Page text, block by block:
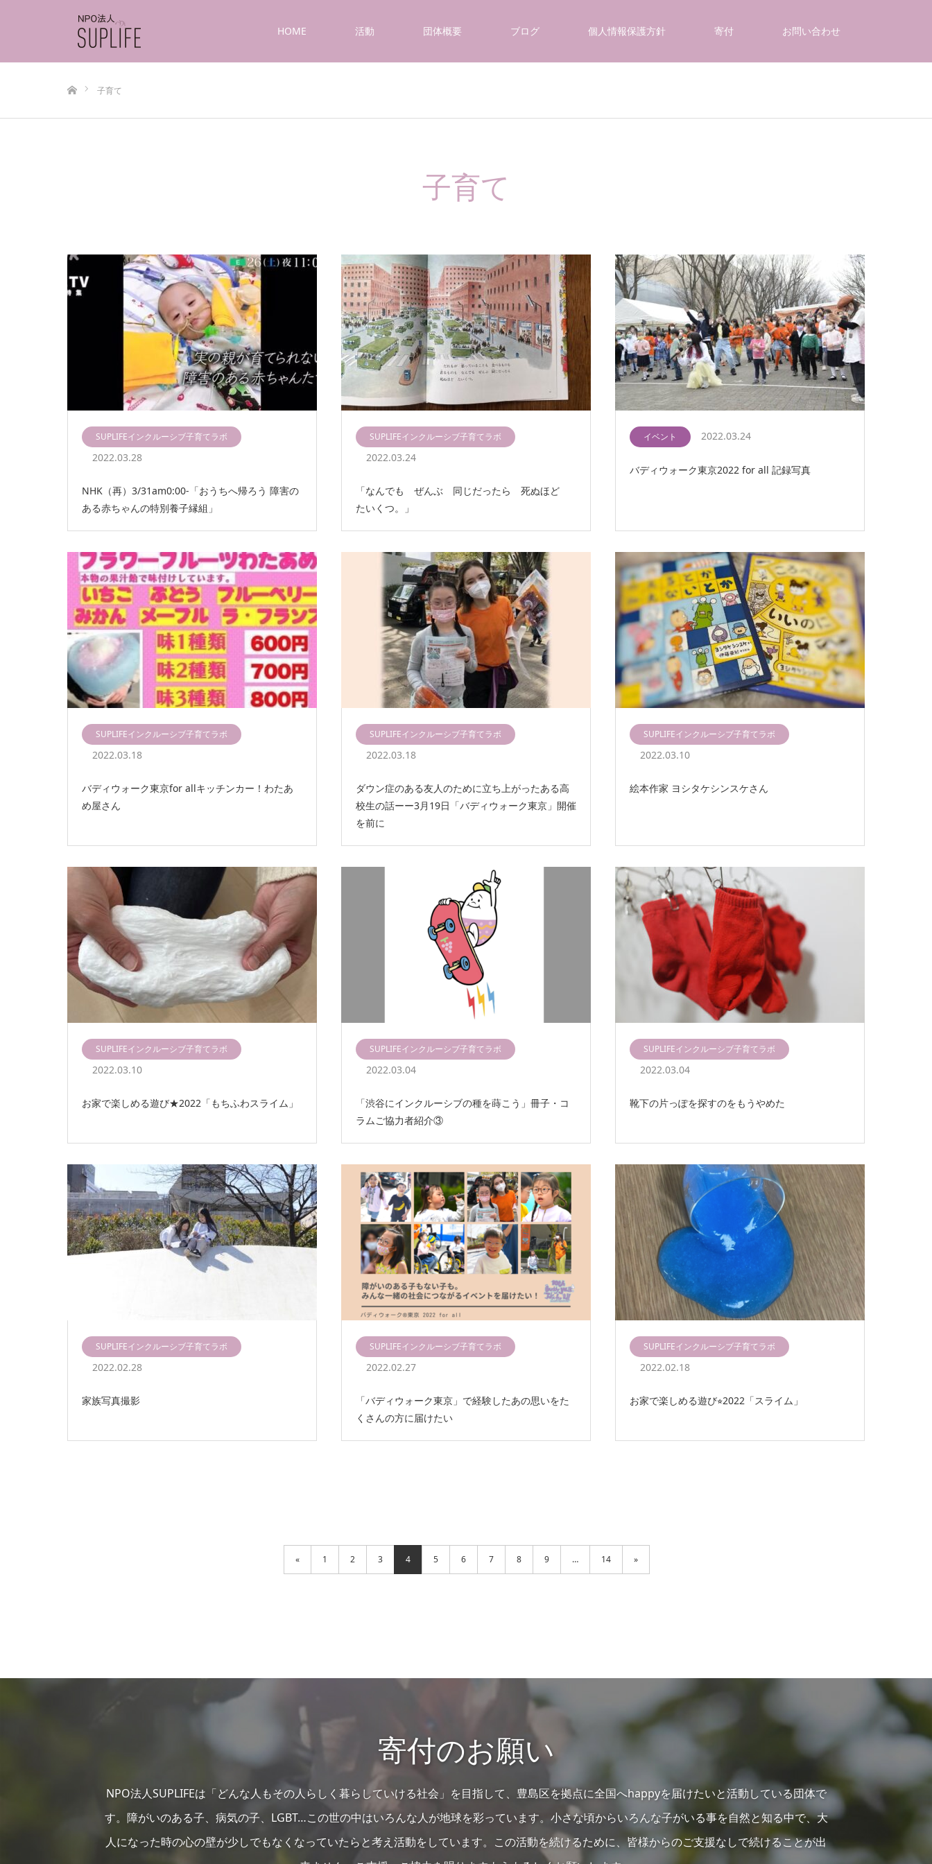
HOME 活動 団体概要 ブログ 個人情報保護方針 寄付 お問い合わせ
子育て
子育て
SUPLIFEインクルーシブ子育てラボ
2022.03.28
NHK（再）3/31am0:00-「おうちへ帰ろう 障害の
ある赤ちゃんの特別養子縁組」
SUPLIFEインクルーシブ子育てラボ
2022.03.24
「なんでも ぜんぶ 同じだったら 死ぬほど
たいくつ。」
イベント 2022.03.24
バディウォーク東京2022 for all 記録写真
SUPLIFEインクルーシブ子育てラボ
2022.03.18
バディウォーク東京for allキッチンカー！わたあ
め屋さん
SUPLIFEインクルーシブ子育てラボ
2022.03.18
ダウン症のある友人のために立ち上がったある高
校生の話ーー3月19日「バディウォーク東京」開催
を前に
SUPLIFEインクルーシブ子育てラボ
2022.03.10
絵本作家 ヨシタケシンスケさん
SUPLIFEインクルーシブ子育てラボ
2022.03.10
お家で楽しめる遊び★2022「もちふわスライム」
SUPLIFEインクルーシブ子育てラボ
2022.03.04
「渋谷にインクルーシブの種を蒔こう」冊子・コ
ラムご協力者紹介③
SUPLIFEインクルーシブ子育てラボ
2022.03.04
靴下の片っぽを探すのをもうやめた
SUPLIFEインクルーシブ子育てラボ
2022.02.28
家族写真撮影
SUPLIFEインクルーシブ子育てラボ
2022.02.27
「バディウォーク東京」で経験したあの思いをた
くさんの方に届けたい
SUPLIFEインクルーシブ子育てラボ
2022.02.18
お家で楽しめる遊び⭐︎2022「スライム」
« 1 2 3 4 5 6 7 8 9 … 14 »
寄付のお願い
NPO法人SUPLIFEは「どんな人もその人らしく暮らしていける社会」を目指して、豊島区を拠点に全国へhappyを届けたいと活動している団体で
す。障がいのある子、病気の子、LGBT…この世の中はいろんな人が地球を彩っています。小さな頃からいろんな子がいる事を自然と知る中で、大
人になった時の心の壁が少しでもなくなっていたらと考え活動をしています。この活動を続けるために、皆様からのご支援なしで続けることが出